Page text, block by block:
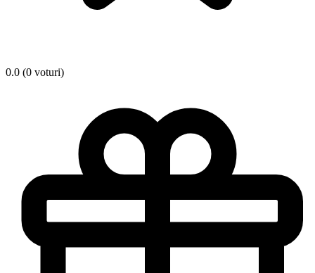
0.0 (0 voturi)